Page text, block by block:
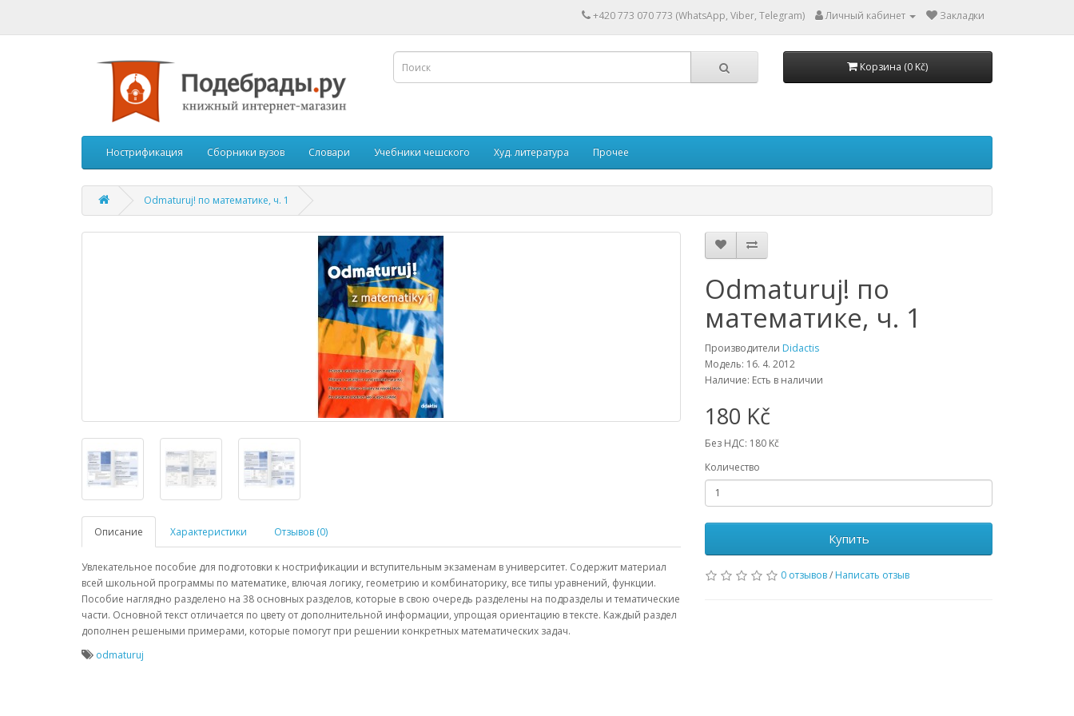
+420 773 070 773 (WhatsApp, Viber, Telegram) Личный кабинет Закладки
Корзина (0 Kč)
Нострификация Сборники вузов Словари Учебники чешского Худ. литература Прочее
Odmaturuj! по математике, ч. 1
Описание Характеристики Отзывов (0)
Увлекательное пособие для подготовки к нострификации и вступительным экзаменам в университет. Содержит материал
всей школьной программы по математике, влючая логику, геометрию и комбинаторику, все типы уравнений, функции.
Пособие наглядно разделено на 38 основных разделов, которые в свою очередь разделены на подразделы и тематические
части. Основной текст отличается по цвету от дополнительной информации, упрощая ориентацию в тексте. Каждый раздел
дополнен решеными примерами, которые помогут при решении конкретных математических задач.
Odmaturuj! по
математике, ч. 1
Производители Didactis
Модель: 16. 4. 2012
Наличие: Есть в наличии
180 Kč
Без НДС: 180 Kč
Количество
Купить
0 отзывов/ Написать отзыв
odmaturuj